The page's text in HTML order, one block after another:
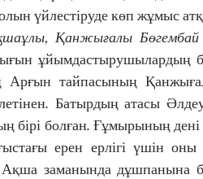
үйлестіруде көп жұмыс
Қанжығалы
ұйымдастырушылардың
Арғын тайпасының
Батырдың атасы
бірі болған. Ғұмырының
ерен ерлігі үшін оны
заманында дұшпанына